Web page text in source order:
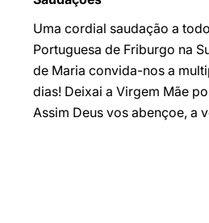
Uma cordial saudação a
Portuguesa de Friburgo na
de Maria convida-nos a
dias! Deixai a Virgem Mãe
Assim Deus vos abençoe, a